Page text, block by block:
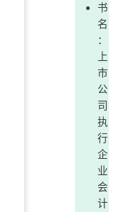
书
名
：
上
市
公
司
执
行
企
业
会
计